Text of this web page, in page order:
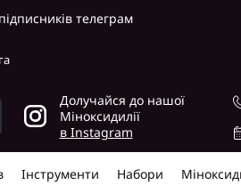
телеграм
Долучайся до нашої
Міноксидилії
в Instagram
Інструменти Набори